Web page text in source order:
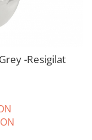
-Resigilat